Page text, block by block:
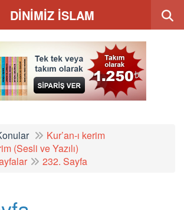
DİNİMİZ İSLAM
Kur’an-ı kerim
(Sesli ve Yazılı)
232. Sayfa